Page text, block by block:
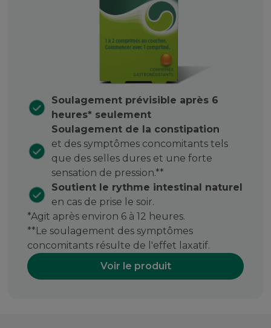
Soulagement prévisible après 6
heures* seulement
Soulagement de la constipation
et des symptômes concomitants tels
que des selles dures et une forte
sensation de pression.**
Soutient le rythme intestinal naturel
en cas de prise le soir.
*Agit après environ 6 à 12 heures.
**Le soulagement des symptômes
concomitants résulte de l'effet laxatif.
Voir le produit